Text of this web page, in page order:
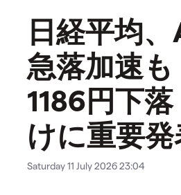
日経平均
急落加速
1186円下
けに重要発
Saturday 11 July 2026 23:04